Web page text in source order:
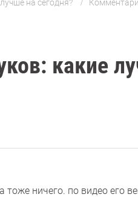
на сегодня?
какие
тоже ничего. по видео его